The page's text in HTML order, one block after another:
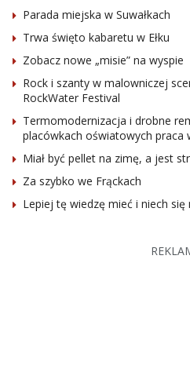
Parada miejska w Suwałkach
Trwa święto kabaretu w Ełku
Zobacz nowe „misie” na wyspie
Rock i szanty w malowniczej
RockWater Festival
Termomodernizacja i drobne
placówkach oświatowych praca
Miał być pellet na zimę, a jest
Za szybko we Frąckach
Lepiej tę wiedzę mieć i niech